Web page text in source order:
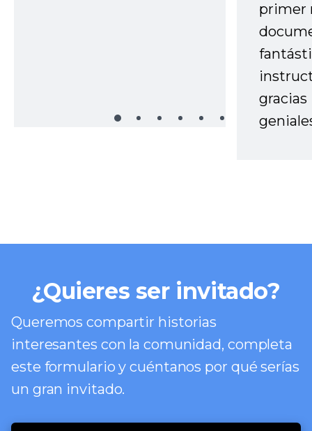
primer
gracias
¿Quieres ser invitado?
Queremos compartir historias
interesantes con la comunidad, completa
este formulario y cuéntanos por qué serías
un gran invitado.